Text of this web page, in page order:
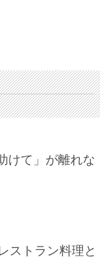
けて」が離れな
ストラン料理と